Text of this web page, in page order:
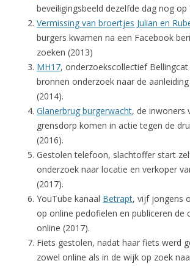
beveiligingsbeeld dezelfde dag nog op
Vermissing van broertjes Julian en
burgers kwamen na een Facebook
zoeken (2013)
MH17, onderzoekscollectief
bronnen onderzoek naar de
(2014).
Glanerbrug burgerwacht, de inwoners
grensdorp komen in actie tegen de
(2016).
Gestolen telefoon, slachtoffer start
onderzoek naar locatie en verkoper
(2017).
YouTube kanaal Betrapt, vijf jongens
op online pedofielen en publiceren de
online (2017).
Fiets gestolen, nadat haar fiets werd
zowel online als in de wijk op zoek